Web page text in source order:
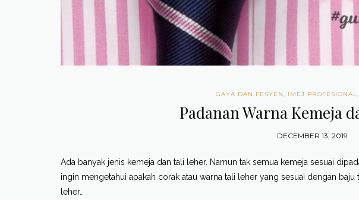
GAYA DAN FESYEN, IMEJ PROFESIONAL,
Padanan Warna Kemeja
DECEMBER 13, 2019
Ada banyak jenis kemeja dan tali leher. Namun tak semua kemeja sesuai
ingin mengetahui apakah corak atau warna tali leher yang sesuai dengan
leher…